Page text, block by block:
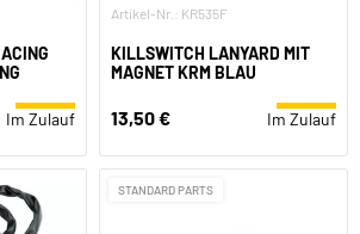
Im Zulauf
Artikel-Nr.: KR535F
KILLSWITCH LANYARD MIT
MAGNET KRM BLAU
13,50 € Im Zulauf
STANDARD PARTS